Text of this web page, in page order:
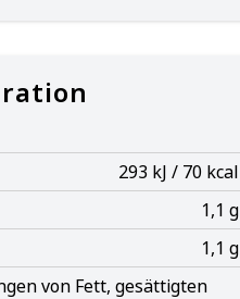
293 kJ / 70 kcal
1,1 g
1,1 g
von Fett, gesättigten